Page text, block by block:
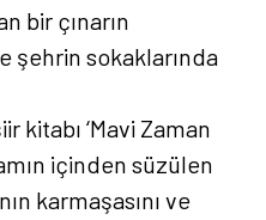
bir çınarın
şehrin sokaklarında
kitabı ‘Mavi Zaman
içinden süzülen
karmaşasını ve